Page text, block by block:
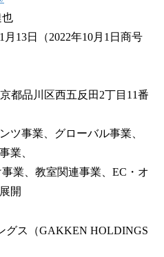
也
月13日（2022年10月1日商号
都品川区西五反田2丁目11番
ツ事業、グローバル事業、
業、
室関連事業、EC・オ
開
グス（GAKKEN HOLDINGS